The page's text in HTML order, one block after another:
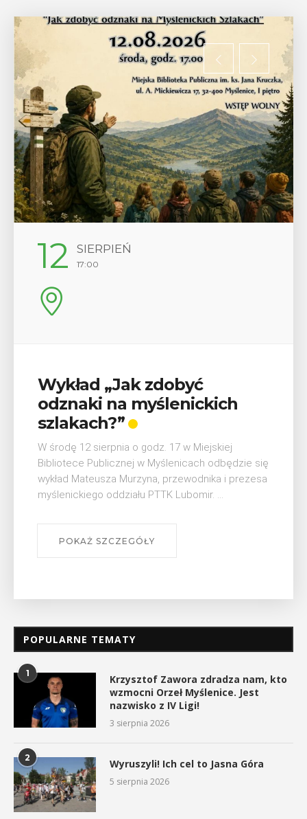
12 SIERPIEŃ
17:00
Wykład „Jak zdobyć
odznaki na myślenickich
szlakach?”
W środę 12 sierpnia o godz. 17 w Miejskiej
Bibliotece Publicznej w Myślenicach odbędzie się
wykład Mateusza Murzyna, przewodnika i prezesa
myślenickiego oddziału PTTK Lubomir. ...
POKAŻ SZCZEGÓŁY
POPULARNE TEMATY
1
Krzysztof Zawora zdradza nam, kto
wzmocni Orzeł Myślenice. Jest
nazwisko z IV Ligi!
3 sierpnia 2026
2 Wyruszyli! Ich cel to Jasna Góra
5 sierpnia 2026